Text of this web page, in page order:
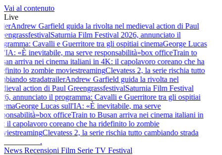
Vai al contenuto
Live
Andrew Garfield guida la rivolta nel medieval action di Paul
festivalSaturnia Film Festival 2026, annunciato il
Cavalli e Guerritore tra gli ospitiai cinemaGeorge Lucas
«È inevitabile, ma serve responsabilità»box officeTrain to
arriva nei cinema italiani in 4K: il capolavoro coreano che ha
lo zombie moviestreamingClevatess 2, la serie rischia tutto
stradatrailerAndrew Garfield guida la rivolta nel
action di Paul GreengrassfestivalSaturnia Film Festival
annunciato il programma: Cavalli e Guerritore tra gli ospitiai
George Lucas sull'IA: «È inevitabile, ma serve
box officeTrain to Busan arriva nei cinema italiani in
il capolavoro coreano che ha ridefinito lo zombie
streamingClevatess 2, la serie rischia tutto cambiando strada
.
News Recensioni Film Serie TV Festival